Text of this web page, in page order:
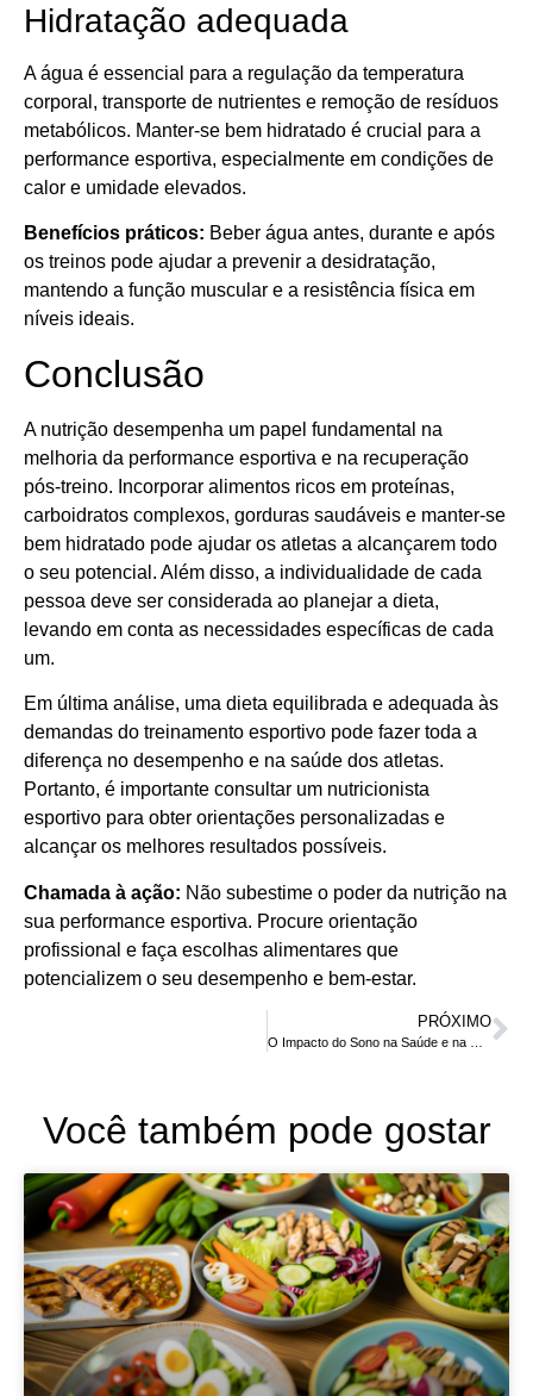
Hidratação adequada
A água é essencial para a regulação da temperatura
corporal, transporte de nutrientes e remoção de resíduos
metabólicos. Manter-se bem hidratado é crucial para a
performance esportiva, especialmente em condições de
calor e umidade elevados.
Benefícios práticos: Beber água antes, durante e após
os treinos pode ajudar a prevenir a desidratação,
mantendo a função muscular e a resistência física em
níveis ideais.
Conclusão
A nutrição desempenha um papel fundamental na
melhoria da performance esportiva e na recuperação
pós-treino. Incorporar alimentos ricos em proteínas,
carboidratos complexos, gorduras saudáveis e manter-se
bem hidratado pode ajudar os atletas a alcançarem todo
o seu potencial. Além disso, a individualidade de cada
pessoa deve ser considerada ao planejar a dieta,
levando em conta as necessidades específicas de cada
um.
Em última análise, uma dieta equilibrada e adequada às
demandas do treinamento esportivo pode fazer toda a
diferença no desempenho e na saúde dos atletas.
Portanto, é importante consultar um nutricionista
esportivo para obter orientações personalizadas e
alcançar os melhores resultados possíveis.
Chamada à ação: Não subestime o poder da nutrição na
sua performance esportiva. Procure orientação
profissional e faça escolhas alimentares que
potencializem o seu desempenho e bem-estar.
PRÓXIMO
Você também pode gostar